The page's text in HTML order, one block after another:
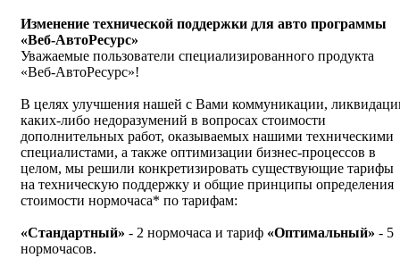
Изменение технической поддержки для авто программы
«Веб-АвтоРесурс»
Уважаемые пользователи специализированного продукта
«Веб-АвтоРесурс»!
В целях улучшения нашей с Вами коммуникации,
каких-либо недоразумений в вопросах стоимости
дополнительных работ, оказываемых нашими техническими
специалистами, а также оптимизации бизнес-процессов в
целом, мы решили конкретизировать существующие тарифы
на техническую поддержку и общие принципы определения
стоимости нормочаса* по тарифам:
«Стандартный» - 2 нормочаса и тариф «Оптимальный» - 5
нормочасов.